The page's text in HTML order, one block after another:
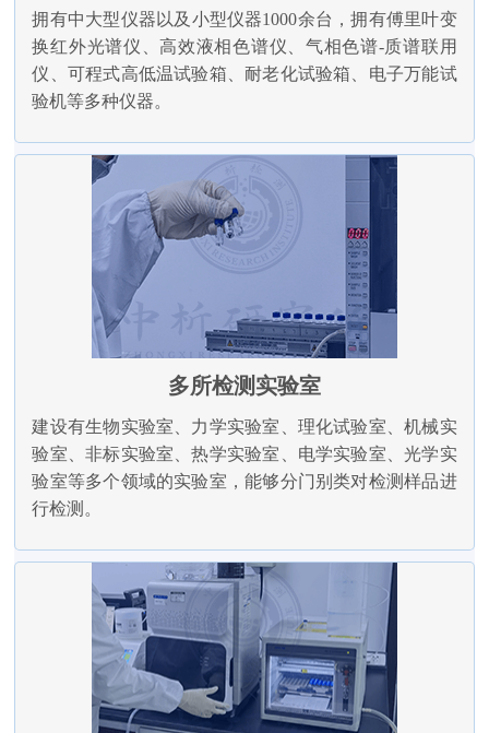
拥有中大型仪器以及小型仪器1000余台，拥有傅里叶变
换红外光谱仪、高效液相色谱仪、气相色谱-质谱联用
仪、可程式高低温试验箱、耐老化试验箱、电子万能试
验机等多种仪器。
多所检测实验室
建设有生物实验室、力学实验室、理化试验室、机械实
验室、非标实验室、热学实验室、电学实验室、光学实
验室等多个领域的实验室，能够分门别类对检测样品进
行检测。